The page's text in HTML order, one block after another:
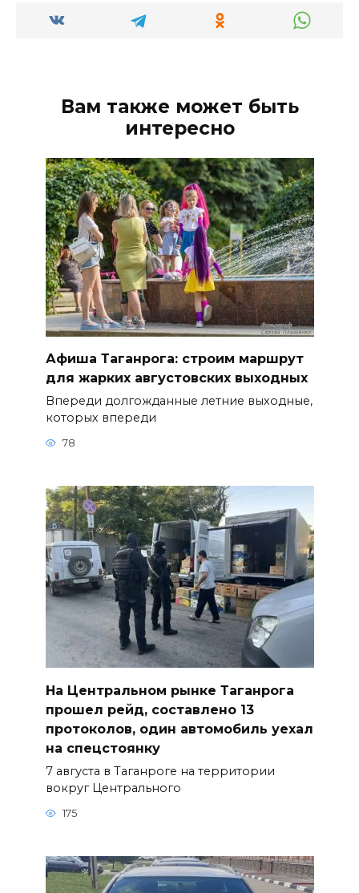
Вам также может быть
интересно
Афиша Таганрога: строим маршрут
для жарких августовских выходных
Впереди долгожданные летние выходные,
которых впереди
78
На Центральном рынке Таганрога
прошел рейд, составлено 13
протоколов, один автомобиль уехал
на спецстоянку
7 августа в Таганроге на территории
вокруг Центрального
175